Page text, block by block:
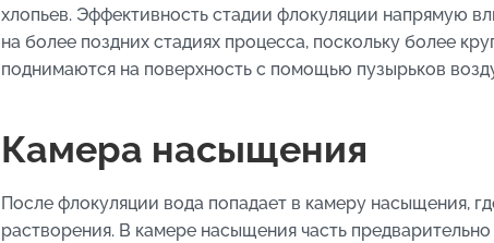
хлопьев. Эффективность стадии флокуляции напрямую
на более поздних стадиях процесса, поскольку более
поднимаются на поверхность с помощью пузырьков
Камера насыщения
После флокуляции вода попадает в камеру насыщения,
растворения. В камере насыщения часть